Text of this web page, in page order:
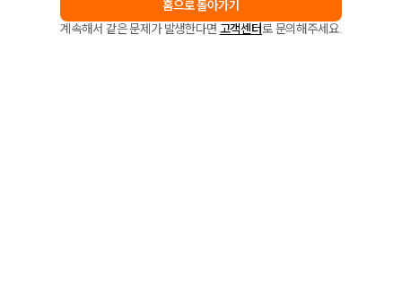
홈으로 돌아가기
계속해서 같은 문제가 발생한다면 고객센터로 문의해주세요.